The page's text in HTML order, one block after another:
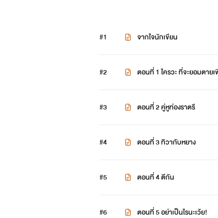
#1 จากใจนักเขียน
#2 ตอนที่ 1 ใครวะ ที่จะยอมตาย
#3 ตอนที่ 2 คู่หูท่องราตรี
#4 ตอนที่ 3 ทิวากับหยาง
#5 ตอนที่ 4 ตีกัน
#6 ตอนที่ 5 อย่าเป็นไรนะเว้ย!